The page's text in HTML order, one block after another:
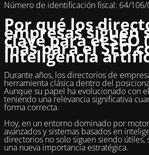
Número de identificación fiscal: 64/
Por qué los
empresas siguen
clave para el SEO
más para el SEO
inteligencia
Durante años, los directorios de
herramienta clásica dentro del
Aunque su papel ha evolucionado con
teniendo una relevancia significativa
forma correcta.
Hoy, en un entorno dominado por
avanzados y sistemas basados en
directorios no solo siguen siendo
una nueva importancia estratégica.